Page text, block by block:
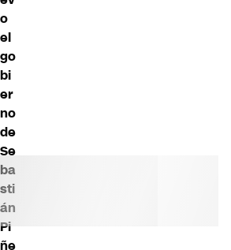
o
el
go
bi
er
no
de
Se
ba
sti
án
Pi
ñe